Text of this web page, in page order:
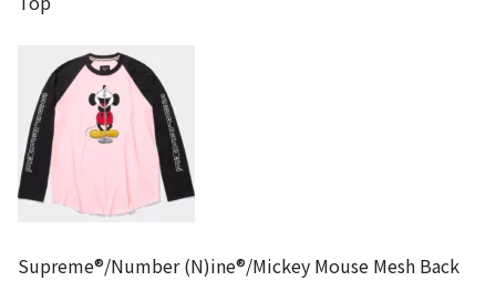
Supreme®/Number (N)ine®/Mickey Mouse Mesh Back